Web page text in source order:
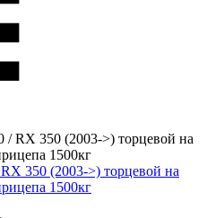
350 (2003->) торцевой на
1500кг